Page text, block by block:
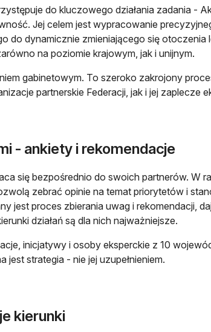
do kluczowego działania zadania -
Jej celem jest wypracowanie
do dynamicznie zmieniającego się otoczenia
na poziomie krajowym, jak i unijnym.
gabinetowym. To szeroko zakrojony
partnerskie Federacji, jak i jej zaplecze
- ankiety i rekomendacje
się bezpośrednio do swoich partnerów. W
zebrać opinie na temat priorytetów i
jest proces zbierania uwag i rekomendacji,
działań są dla nich najważniejsze.
inicjatywy i osoby eksperckie z 10
strategia - nie jej uzupełnieniem.
kierunki